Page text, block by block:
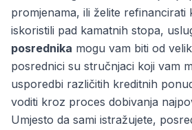
promjenama, ili želite refinancirati
iskoristili pad kamatnih stopa,
posrednika mogu vam biti od
posrednici su stručnjaci koji vam
usporedbi različitih kreditnih
voditi kroz proces dobivanja
Umjesto da sami istražujete,